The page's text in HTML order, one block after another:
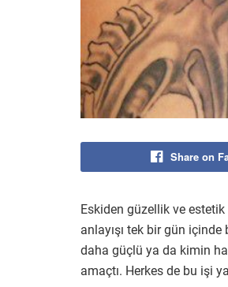
Share on
Eskiden güzellik ve
anlayışı tek bir gün
daha güçlü ya da kimin
amaçtı. Herkes de bu işi